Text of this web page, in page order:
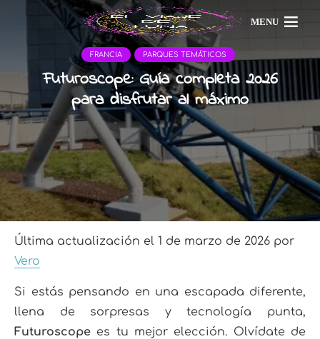
MENU
FRANCIA PARQUES TEMÁTICOS
Futuroscope: Guía completa 2026
para disfrutar al máximo
Última actualización el 1 de marzo de 2026 por
Vero
Si estás pensando en una escapada diferente,
llena de sorpresas y tecnología punta,
Futuroscope es tu mejor elección. Olvídate de